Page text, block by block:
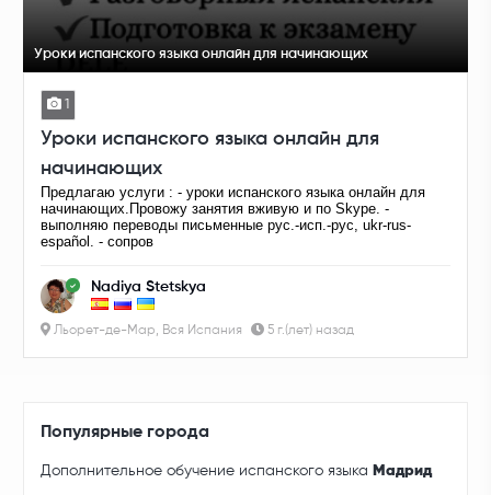
Уроки испанского языка онлайн для начинающих
1
Уроки испанского языка онлайн для
начинающих
Предлагаю услуги : - уроки испанского языка онлайн для
начинающих.Провожу занятия вживую и по Skype. -
выполняю переводы письменные рус.-исп.-рус, ukr-rus-
español. - cопров
Nadiya Stetskya
Льорет-де-Мар, Вся Испания 5 г.(лет) назад
Популярные города
Дополнительное обучение испанского языка Мадрид